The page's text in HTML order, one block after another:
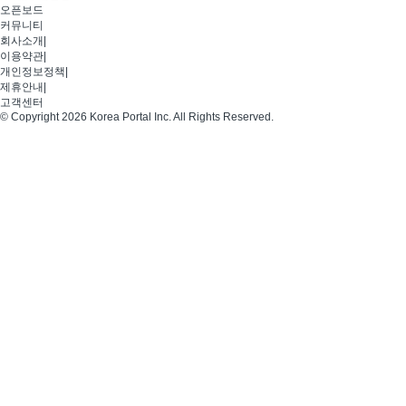
오픈보드
커뮤니티
회사소개
이용약관
개인정보정책
제휴안내
고객센터
© Copyright 2026 Korea Portal Inc. All Rights Reserved.